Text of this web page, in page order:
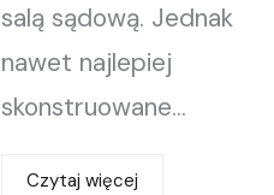
salą sądową. Jednak
nawet najlepiej
skonstruowane...
Czytaj więcej